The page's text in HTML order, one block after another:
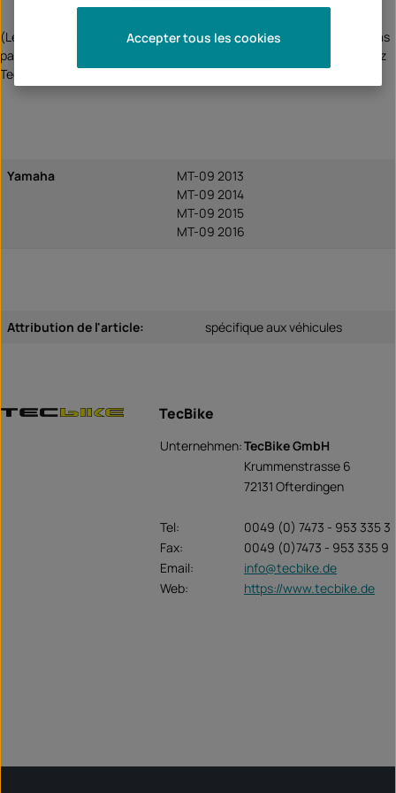
(Les clignotants partiellement représentés sur les photos ne font pas
partie de la livraison, mais peuvent également être commandés chez
TecBike)
Yamaha
MT-09 2013
MT-09 2014
MT-09 2015
MT-09 2016
Attribution de l'article: spécifique aux véhicules
TecBike
Unternehmen:TecBike GmbH
Krummenstrasse 6
72131 Ofterdingen
Tel:
0049 (0) 7473 - 953 335 3
Fax:
0049 (0)7473 - 953 335 9
Email:
info@tecbike.de
Web:
https://www.tecbike.de
Accepter tous les cookies